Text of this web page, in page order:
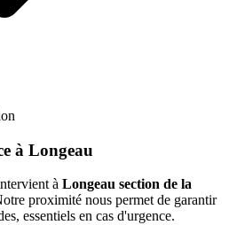
à Longeau
à Longeau section de la
proximité nous permet de garantir
essentiels en cas d'urgence.